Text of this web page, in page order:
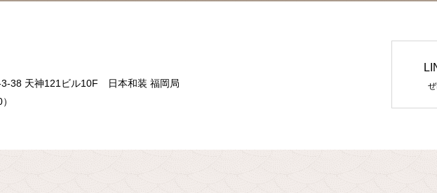
3-38 天神121ビル10F 日本和装 福岡局